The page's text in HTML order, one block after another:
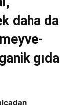
daha da
gıda